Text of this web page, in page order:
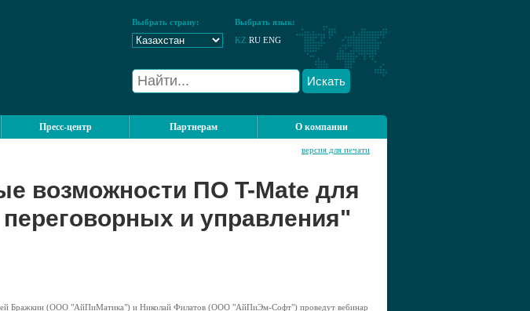
Выбрать страну:
Выбрать язык:
KZ RU ENG
Искать
Пресс-центр Партнерам О компании
версия для печати
возможности ПО T-Mate для
и управления"
Бражкин (ООО "АйПиМатика") и Николай Филатов (ООО "АйПиЭм-Софт") проведут вебинар